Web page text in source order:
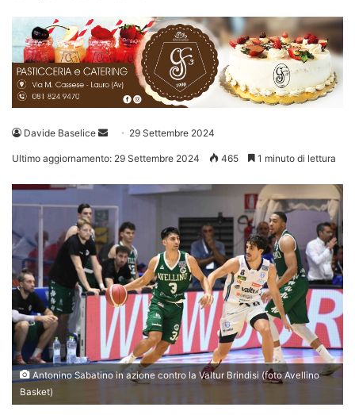
Davide Baselice
Invia 29 Settembre 2024
Ultimo aggiornamento: 29 Settembre 2024 465 1 minuto di lettura
Antonino Sabatino in azione contro la Valtur Brindisi (foto Avellino
Basket)